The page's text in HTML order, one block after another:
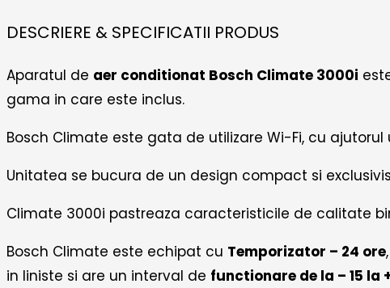
ready,
inverter,
freon
r32,
W
26
26
E
DESCRIERE & SPECIFICATII PRODUS
Aparatul de aer conditionat Bosch Climate 3000i
gama in care este inclus.
Bosch Climate este gata de utilizare Wi-Fi, cu
Unitatea se bucura de un design compact si
Climate 3000i pastreaza caracteristicile de calitate
Bosch Climate este echipat cu Temporizator – 24 ore
in liniste si are un interval de functionare de la – 15 la